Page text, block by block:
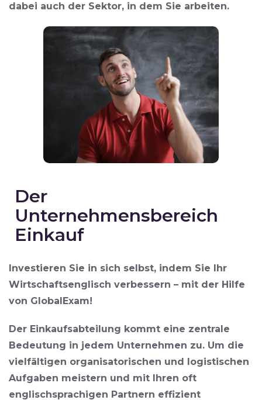
dabei auch der Sektor, in dem Sie arbeiten.
Der
Unternehmensbereich
Einkauf
Investieren Sie in sich selbst, indem Sie Ihr
Wirtschaftsenglisch verbessern – mit der Hilfe
von GlobalExam!
Der Einkaufsabteilung kommt eine zentrale
Bedeutung in jedem Unternehmen zu. Um die
vielfältigen organisatorischen und logistischen
Aufgaben meistern und mit Ihren oft
englischsprachigen Partnern effizient